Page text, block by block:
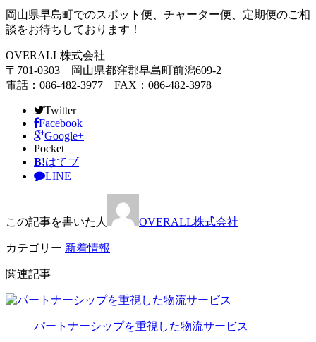
岡山県早島町でのスポット便、チャーター便、定期便のご相
談をお待ちしております！
OVERALL株式会社
〒701-0303 岡山県都窪郡早島町前潟609-2
電話：086-482-3977 FAX：086-482-3978
Twitter
Facebook
Google+
Pocket
B!はてブ
LINE
この記事を書いた人 OVERALL株式会社
カテゴリー 新着情報
関連記事
パートナーシップを重視した物流サービス